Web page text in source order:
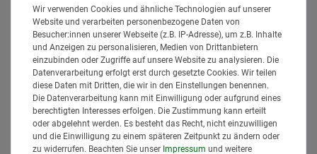
[Paket] 2x CBM Unterlenker Fanghaken
automatisch bis 66 kW/90 PS - Kat. 2
leichte Ausf.
209,95 € *
Lieferzeit: 1 bis 3 Tage*
Stück
inkl. MwSt.zzgl.Versand
Wir verwenden Cookies und ähnliche Technologien auf unserer
Website und verarbeiten personenbezogene Daten von
Besucher:innen unserer Webseite (z.B. IP-Adresse), um z.B. Inhalte
und Anzeigen zu personalisieren, Medien von Drittanbietern
einzubinden oder Zugriffe auf unsere Website zu analysieren. Die
Datenverarbeitung erfolgt erst durch gesetzte Cookies. Wir teilen
diese Daten mit Dritten, die wir in den Einstellungen benennen.
Die Datenverarbeitung kann mit Einwilligung oder aufgrund eines
berechtigten Interesses erfolgen. Die Zustimmung kann erteilt
oder abgelehnt werden. Es besteht das Recht, nicht einzuwilligen
und die Einwilligung zu einem späteren Zeitpunkt zu ändern oder
zu widerrufen. Beachten Sie unser Impressum und weitere